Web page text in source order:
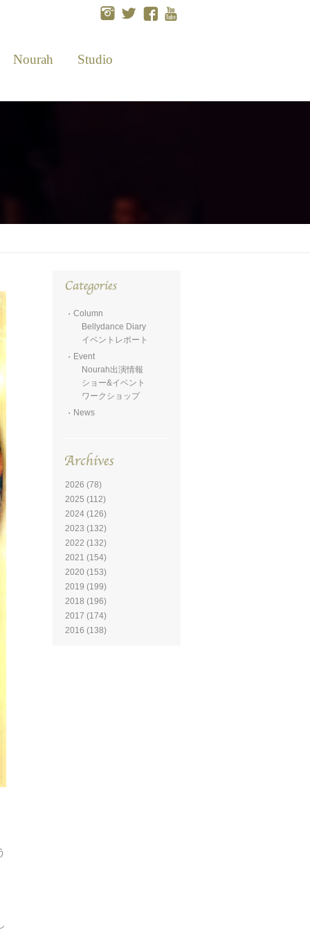
Nourah
Studio
Column
Bellydance Diary
イベントレポート
Event
Nourah出演情報
ショー&イベント
ワークショップ
News
2026 (78)
2025 (112)
2024 (126)
2023 (132)
2022 (132)
2021 (154)
2020 (153)
2019 (199)
2018 (196)
2017 (174)
2016 (138)